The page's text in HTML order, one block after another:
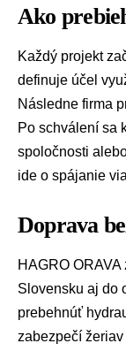
Ako
Každý projekt
definuje účel
Následne firma
Po schválení sa
spoločnosti
ide o spájanie
Doprava
HAGRO
Slovensku aj do
prebehnúť
zabezpečí